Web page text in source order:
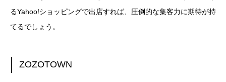
るYahoo!ショッピングで出店すれば、圧倒的な集客力に期待が持
てるでしょう。
ZOZOTOWN